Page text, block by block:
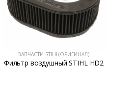
ЗАПЧАСТИ STIHL(ОРИГИНАЛ)
Фильтр воздушный STIHL HD2